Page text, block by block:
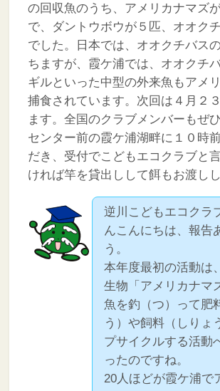
の回収魚のうち、アメリカナマズ
で、ダントウボウが５匹、オオク
でした。日本では、オオクチバス
ちますが、霞ケ浦では、オオクチ
ギルといった中型の外来魚もアメ
捕食されています。次回は４月２
ます。全国のクラブメンバーもぜ
センター前の霞ケ浦湖畔に１０時
だき、受付でこどもエコクラブと
ければ竿を貸出しして餌もお渡しし
逆川こどもエコクラ
んこんにちは、報告
う。
本年度最初の活動は
生物「アメリカナマ
魚を釣（つ）って肥
う）や飼料（しりょ
プサイクルする活動
ったのですね。
20人ほどが霞ケ浦で